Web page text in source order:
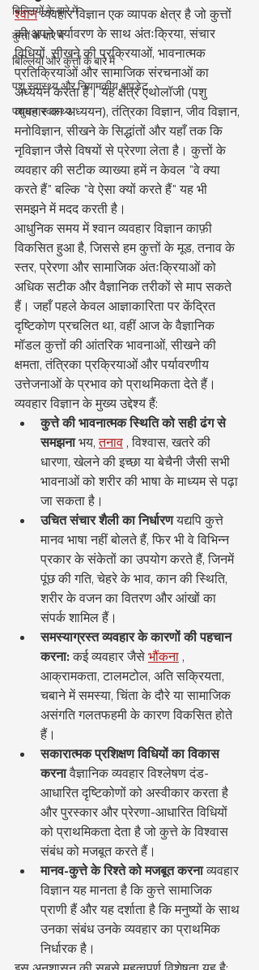
बिल्लियों के बारे में
कुत्तों के बारे में
बिल्लियों और कुत्तों के बारे में
पशु स्वास्थ्य और नियामकीय अपडेट
पशुधन स्वास्थ्य
श्वान व्यवहार विज्ञान एक व्यापक क्षेत्र है जो कुत्तों
की अपने पर्यावरण के साथ अंतःक्रिया, संचार
विधियों, सीखने की प्रक्रियाओं, भावनात्मक
प्रतिक्रियाओं और सामाजिक संरचनाओं का
अध्ययन करता है। यह क्षेत्र एथोलॉजी (पशु
व्यवहार का अध्ययन), तंत्रिका विज्ञान, जीव विज्ञान,
मनोविज्ञान, सीखने के सिद्धांतों और यहाँ तक कि
नृविज्ञान जैसे विषयों से प्रेरणा लेता है। कुत्तों के
व्यवहार की सटीक व्याख्या हमें न केवल "वे क्या
करते हैं" बल्कि "वे ऐसा क्यों करते हैं" यह भी
समझने में मदद करती है।
आधुनिक समय में श्वान व्यवहार विज्ञान काफ़ी
विकसित हुआ है, जिससे हम कुत्तों के मूड, तनाव के
स्तर, प्रेरणा और सामाजिक अंतःक्रियाओं को
अधिक सटीक और वैज्ञानिक तरीकों से माप सकते
हैं। जहाँ पहले केवल आज्ञाकारिता पर केंद्रित
दृष्टिकोण प्रचलित था, वहीं आज के वैज्ञानिक
मॉडल कुत्तों की आंतरिक भावनाओं, सीखने की
क्षमता, तंत्रिका प्रक्रियाओं और पर्यावरणीय
उत्तेजनाओं के प्रभाव को प्राथमिकता देते हैं।
व्यवहार विज्ञान के मुख्य उद्देश्य हैं:
कुत्ते की भावनात्मक स्थिति को सही ढंग से
समझना भय, तनाव , विश्वास, खतरे की
धारणा, खेलने की इच्छा या बेचैनी जैसी सभी
भावनाओं को शरीर की भाषा के माध्यम से पढ़ा
जा सकता है।
उचित संचार शैली का निर्धारण यद्यपि कुत्ते
मानव भाषा नहीं बोलते हैं, फिर भी वे विभिन्न
प्रकार के संकेतों का उपयोग करते हैं, जिनमें
पूंछ की गति, चेहरे के भाव, कान की स्थिति,
शरीर के वजन का वितरण और आंखों का
संपर्क शामिल हैं।
समस्याग्रस्त व्यवहार के कारणों की पहचान
करना: कई व्यवहार जैसे भौंकना ,
आक्रामकता, टालमटोल, अति सक्रियता,
चबाने में समस्या, चिंता के दौरे या सामाजिक
असंगति गलतफहमी के कारण विकसित होते
हैं।
सकारात्मक प्रशिक्षण विधियों का विकास
करना वैज्ञानिक व्यवहार विश्लेषण दंड-
आधारित दृष्टिकोणों को अस्वीकार करता है
और पुरस्कार और प्रेरणा-आधारित विधियों
को प्राथमिकता देता है जो कुत्ते के विश्वास
संबंध को मजबूत करते हैं।
मानव-कुत्ते के रिश्ते को मजबूत करना व्यवहार
विज्ञान यह मानता है कि कुत्ते सामाजिक
प्राणी हैं और यह दर्शाता है कि मनुष्यों के साथ
उनका संबंध उनके व्यवहार का प्राथमिक
निर्धारक है।